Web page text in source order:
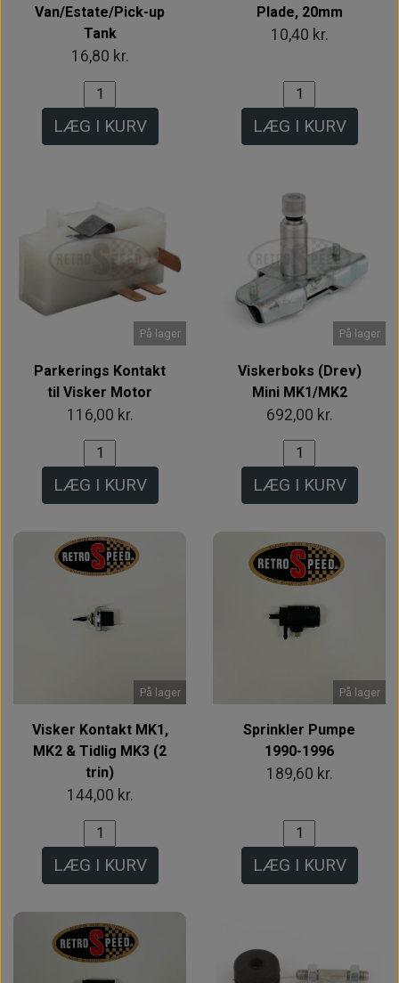
Van/Estate/Pick-up
Tank
16,80 kr.
LÆG I KURV
Plade, 20mm
10,40 kr.
LÆG I KURV
På lager
Parkerings Kontakt
til Visker Motor
116,00 kr.
LÆG I KURV
På lager
Viskerboks (Drev)
Mini MK1/MK2
692,00 kr.
LÆG I KURV
På lager
Visker Kontakt MK1,
MK2 & Tidlig MK3 (2
trin)
144,00 kr.
LÆG I KURV
På lager
Sprinkler Pumpe
1990-1996
189,60 kr.
LÆG I KURV